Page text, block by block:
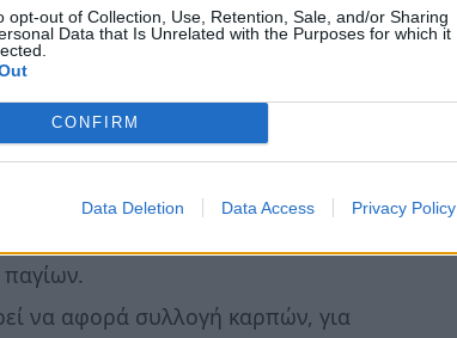
opt-out of Collection, Use, Retention, Sale, and/or Sharing
Data that Is Unrelated with the Purposes for which it
CONFIRM
Data Deletion Data Access Privacy Policy
Διευκρινίζουμε ότι εκπίπτει το
ίδιο ισχύει και στην περίπτωση
τυχόν αμοιβές μελών της
με το πολλαπλασιαστικό υλικό, αν
αν αφορά πολυετή είναι πάγιο. Αν
να αφορά συλλογή καρπών, για